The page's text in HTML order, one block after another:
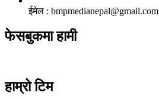
ईमेल : bmpmedianepal@gmail.com
फेसबुकमा हामी
हाम्रो टिम